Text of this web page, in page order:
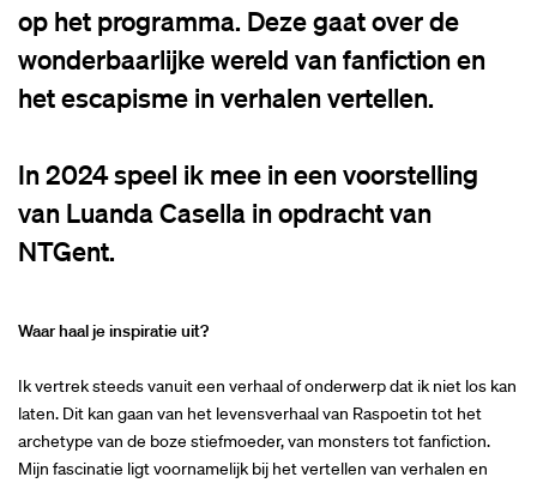
op het programma. Deze gaat over de
wonderbaarlijke wereld van fanfiction en
het escapisme in verhalen vertellen.
In 2024 speel ik mee in een voorstelling
van Luanda Casella in opdracht van
NTGent.
Waar haal je inspiratie uit?
Ik vertrek steeds vanuit een verhaal of onderwerp dat ik niet los kan
laten. Dit kan gaan van het levensverhaal van Raspoetin tot het
archetype van de boze stiefmoeder, van monsters tot fanfiction.
Mijn fascinatie ligt voornamelijk bij het vertellen van verhalen en